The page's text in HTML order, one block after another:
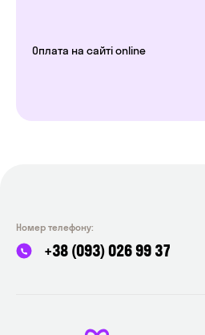
Оплата на сайті online
Номер телефону:
+38 (093) 026 99 37